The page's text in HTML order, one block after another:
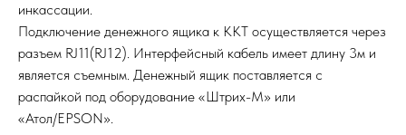
инкассации.
Подключение денежного ящика к ККТ осуществляется через
разъем RJ11(RJ12). Интерфейсный кабель имеет длину 3м и
является съемным. Денежный ящик поставляется с
распайкой под оборудование «Штрих-М» или
«Атол/EPSON».